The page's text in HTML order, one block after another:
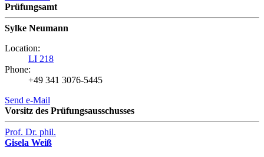
Prüfungsamt
Sylke Neumann
Location:
LI 218
Phone:
+49 341 3076-5445
Send e-Mail
Vorsitz des Prüfungsausschusses
Prof. Dr. phil.
Gisela Weiß